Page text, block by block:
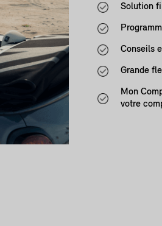
Solution
Conseils
Grande
Mon
votre